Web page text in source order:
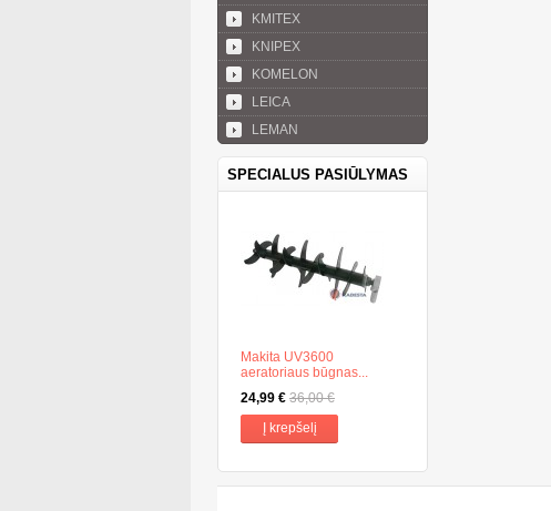
KMITEX
KNIPEX
KOMELON
LEICA
LEMAN
SPECIALUS PASIŪLYMAS
Makita UV3600
aeratoriaus būgnas...
24,99 € 36,00 €
Į krepšelį